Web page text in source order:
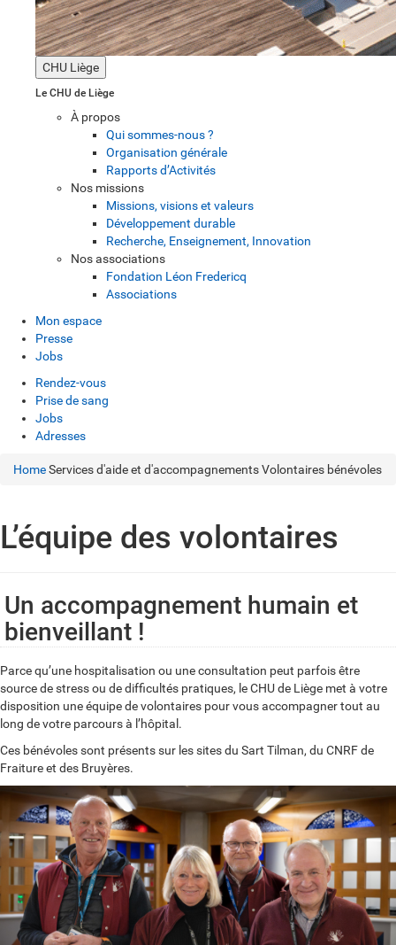
CHU Liège
Le CHU de Liège
À propos
Qui sommes-nous ?
Organisation générale
Rapports d’Activités
Nos missions
Missions, visions et valeurs
Développement durable
Recherche, Enseignement, Innovation
Nos associations
Fondation Léon Fredericq
Associations
Mon espace
Presse
Jobs
Rendez-vous
Prise de sang
Jobs
Adresses
HomeServices d'aide et d'accompagnementsVolontaires bénévoles
L’équipe des volontaires
Un accompagnement humain et
bienveillant !
Parce qu’une hospitalisation ou une consultation peut parfois être
source de stress ou de difficultés pratiques, le CHU de Liège met à votre
disposition une équipe de volontaires pour vous accompagner tout au
long de votre parcours à l’hôpital.
Ces bénévoles sont présents sur les sites du Sart Tilman, du CNRF de
Fraiture et des Bruyères.